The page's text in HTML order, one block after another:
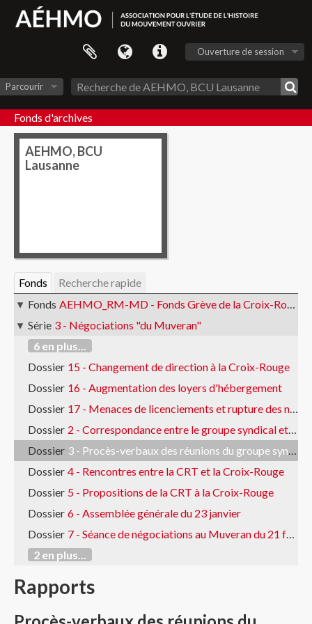
Ouverture de session
Parcourir
Fonds d'archives
AEHMO, BCU
Lausanne
Fonds
Recherche rapide
Fonds AEHMO_RM-MD - Fonds Grève de la Croix-Rouge
Série 3 - Négociations "du Muveran"
6 en plus...
Dossier 15 - Changement de direction à la Croix-Rouge
Dossier 16 - Augmentation des loyers d'hébergement
Dossier 17 - Menaces de licenciements et rupture des négociations
Dossier 2 - Correspondance entre le groupe syndical et la Croix-Rouge
Dossier 3 - Procès-verbaux des réunions du groupe syndical
Dossier 4 - Rencontres entre la CRT et la Croix-Rouge
Dossier 5 - Propositions de la CRT à la Croix-Rouge
Dossier 6 - Assemblée générale du 23 janvier
Dossier 7 - Séance de négociations au Muveran du 21 février
2 en plus...
Rapports